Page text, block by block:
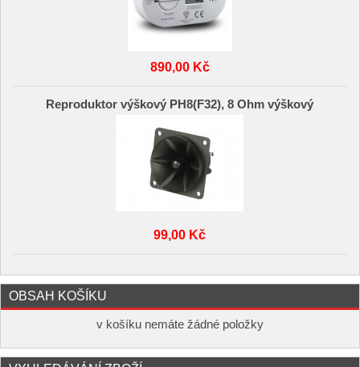
890,00 Kč
Reproduktor výškový PH8(F32), 8 Ohm výškový
99,00 Kč
OBSAH KOŠÍKU
v košíku nemáte žádné položky